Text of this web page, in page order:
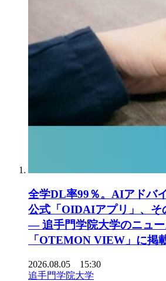
全学DL率99％。AIアドバ
公式「OIDAIアプリ」、そ
― 追手門学院大学のニュー
「OTEMON VIEW」に掲
2026.08.05 15:30
追手門学院大学